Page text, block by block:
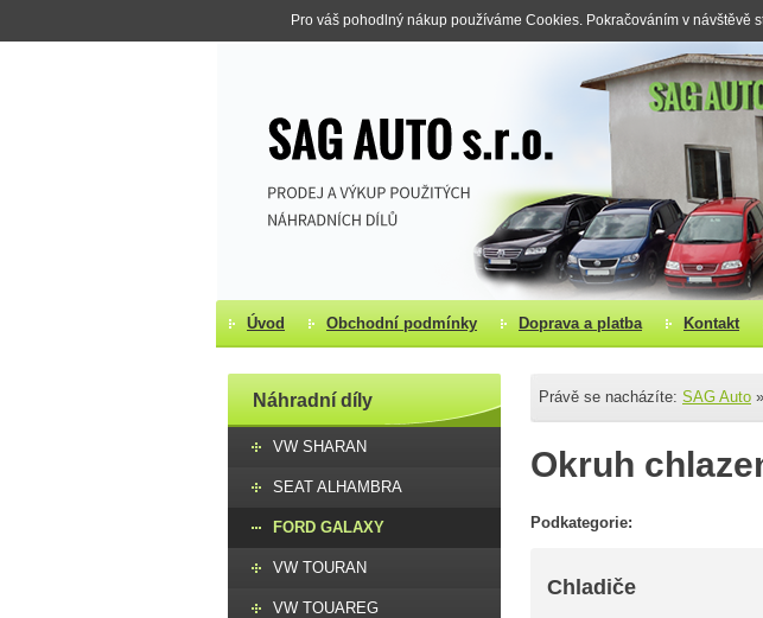
Pro váš pohodlný nákup používáme Cookies. Pokračováním v
Úvod Obchodní podmínky Doprava a platba Kontakt
Náhradní díly
VW SHARAN
SEAT ALHAMBRA
FORD GALAXY
VW TOURAN
VW TOUAREG
Právě se nacházíte: SAG Auto »
Okruh
Podkategorie:
Chladiče